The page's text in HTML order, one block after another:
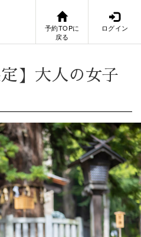
予約TOPに
戻る
ログイン
】大人の女子